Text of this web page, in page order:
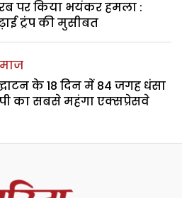
पर किया भयंकर हमला :
ट्रंप की मुसीबत
के 18 दिन में 84 जगह धंसा
का सबसे महंगा एक्सप्रेसवे